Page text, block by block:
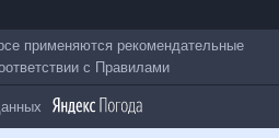
проекты
ресурсе применяются
в соответствии с